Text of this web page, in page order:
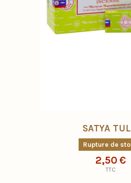
SATYA
Rupture de
2,50 €
TTC